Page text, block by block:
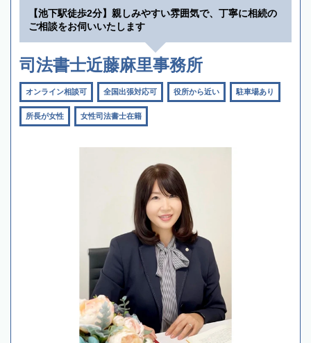
【池下駅徒歩2分】親しみやすい雰囲気で、丁寧に相続の
ご相談をお伺いいたします
司法書士近藤麻里事務所
オンライン相談可 全国出張対応可 役所から近い 駐車場あり
所長が女性 女性司法書士在籍